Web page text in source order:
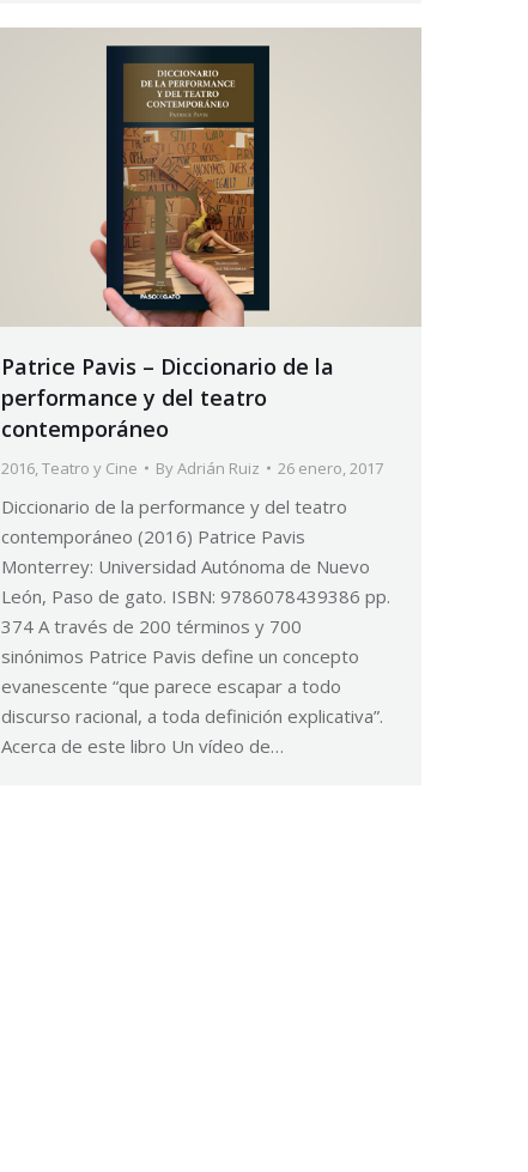
Patrice Pavis – Diccionario de la
performance y del teatro
contemporáneo
2016,Teatro y Cine ByAdrián Ruiz 26 enero, 2017
Diccionario de la performance y del teatro
contemporáneo (2016) Patrice Pavis
Monterrey: Universidad Autónoma de Nuevo
León, Paso de gato. ISBN: 9786078439386 pp.
374 A través de 200 términos y 700
sinónimos Patrice Pavis define un concepto
evanescente “que parece escapar a todo
discurso racional, a toda definición explicativa”.
Acerca de este libro Un vídeo de…